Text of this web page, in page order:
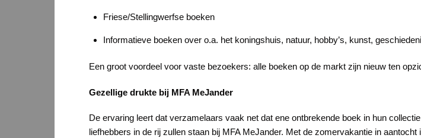
Friese/Stellingwerfse boeken
Informatieve boeken over o.a. het koningshuis, natuur, hobby’s, kunst,
Een groot voordeel voor vaste bezoekers: alle boeken op de markt zijn nieuw ten
Gezellige drukte bij MFA MeJander
De ervaring leert dat verzamelaars vaak net dat ene ontbrekende boek in hun
liefhebbers in de rij zullen staan bij MFA MeJander. Met de zomervakantie in